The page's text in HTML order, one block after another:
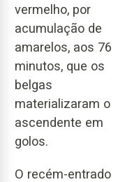
vermelho, por
acumulação de
amarelos, aos 76
minutos, que os
belgas
materializaram o
ascendente em
golos.
O recém-entrado